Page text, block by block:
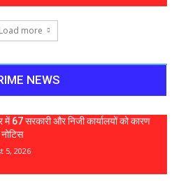
Load more
NEWS
में 67 सरकारी और निजी कार्यालयों को कारण
5, 2026